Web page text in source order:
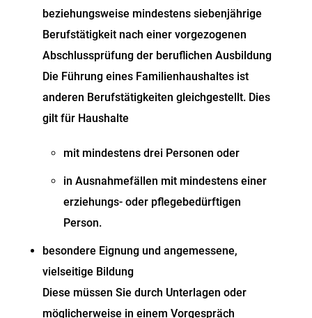
beziehungsweise mindestens siebenjährige
Berufstätigkeit nach einer vorgezogenen
Abschlussprüfung der beruflichen Ausbildung
Die Führung eines Familienhaushaltes ist
anderen Berufstätigkeiten gleichgestellt. Dies
gilt für Haushalte
mit mindestens drei Personen oder
in Ausnahmefällen mit mindestens einer
erziehungs- oder pflegebedürftigen
Person.
besondere Eignung und angemessene,
vielseitige Bildung
Diese müssen Sie durch Unterlagen oder
möglicherweise in einem Vorgespräch